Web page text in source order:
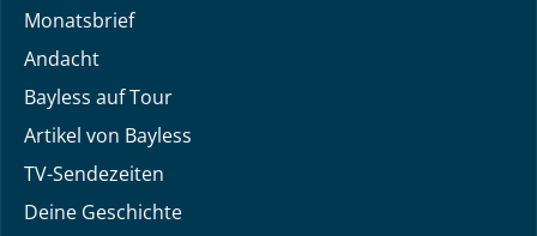
Monatsbrief
Andacht
Bayless auf Tour
Artikel von Bayless
TV-Sendezeiten
Deine Geschichte